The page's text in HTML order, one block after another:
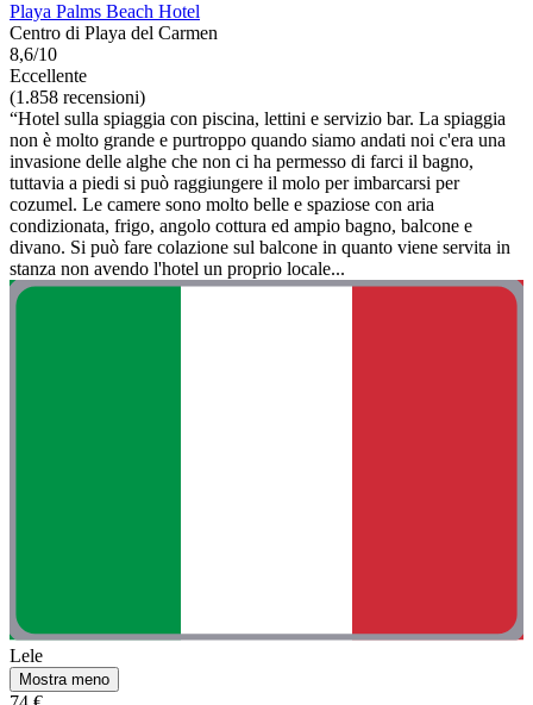
Playa Palms Beach Hotel
Centro di Playa del Carmen
8,6/10
Eccellente
(1.858 recensioni)
“Hotel sulla spiaggia con piscina, lettini e servizio bar. La spiaggia
non è molto grande e purtroppo quando siamo andati noi c'era una
invasione delle alghe che non ci ha permesso di farci il bagno,
tuttavia a piedi si può raggiungere il molo per imbarcarsi per
cozumel. Le camere sono molto belle e spaziose con aria
condizionata, frigo, angolo cottura ed ampio bagno, balcone e
divano. Si può fare colazione sul balcone in quanto viene servita in
stanza non avendo l'hotel un proprio locale...
Lele
Mostra meno